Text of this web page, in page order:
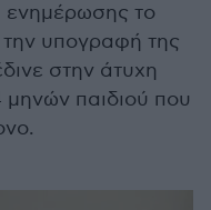
το
την υπογραφή της
στην άτυχη
μηνών παιδιού που